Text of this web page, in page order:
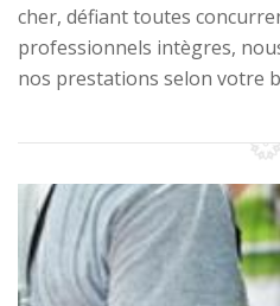
cher, défiant toutes
professionnels intègres,
nos prestations selon votre